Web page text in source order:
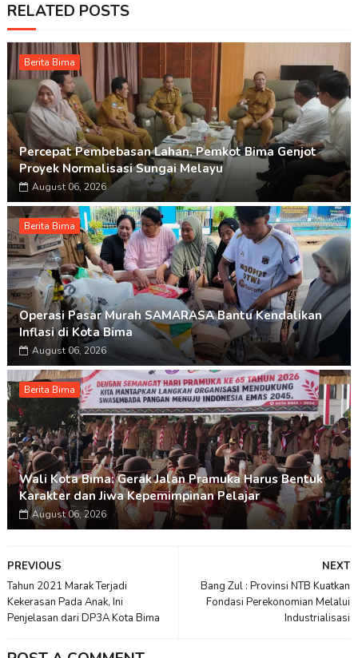
RELATED POSTS
Berita Bima
Percepat Pembebasan Lahan, Pemkot Bima Genjot
Proyek Normalisasi Sungai Melayu
August 06, 2026
Berita Bima
Operasi Pasar Murah SAMARASA Bantu Kendalikan
Inflasi di Kota Bima
August 06, 2026
Berita Bima
Wali Kota Bima: Gerak Jalan Pramuka Harus Bentuk
Karakter dan Jiwa Kepemimpinan Pelajar
August 06, 2026
NEXT
Bang Zul : Provinsi NTB Kuatkan
Fondasi Perekonomian Melalui
Industrialisasi
PREVIOUS
Tahun 2021 Marak Terjadi
Kekerasan Pada Anak, Ini
Penjelasan dari DP3A Kota Bima